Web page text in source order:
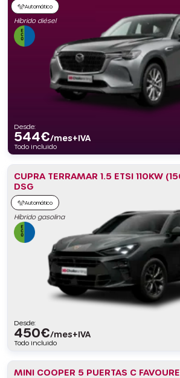
Automático
Híbrido diésel
Desde:
544€/mes+IVA
Todo incluido
CUPRA TERRAMAR 1.5 ETSI 110KW
DSG
Automático
Híbrido gasolina
Desde:
450€/mes+IVA
Todo incluido
MINI COOPER 5 PUERTAS C